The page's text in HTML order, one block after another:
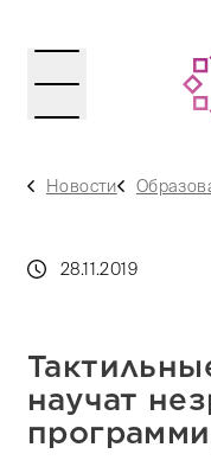
Новости
28.11.2019
научат